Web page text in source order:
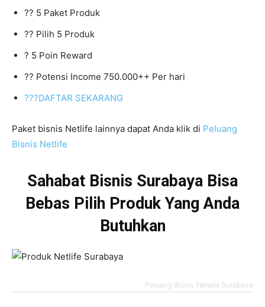
?? 5 Paket Produk
?? Pilih 5 Produk
? 5 Poin Reward
?? Potensi Income 750.000++ Per hari
???DAFTAR SEKARANG
Paket bisnis Netlife lainnya dapat Anda klik di Peluang
Bisnis Netlife
Sahabat Bisnis Surabaya Bisa
Bebas Pilih Produk Yang Anda
Butuhkan
Peluang Bisnis Terlaris Surabaya